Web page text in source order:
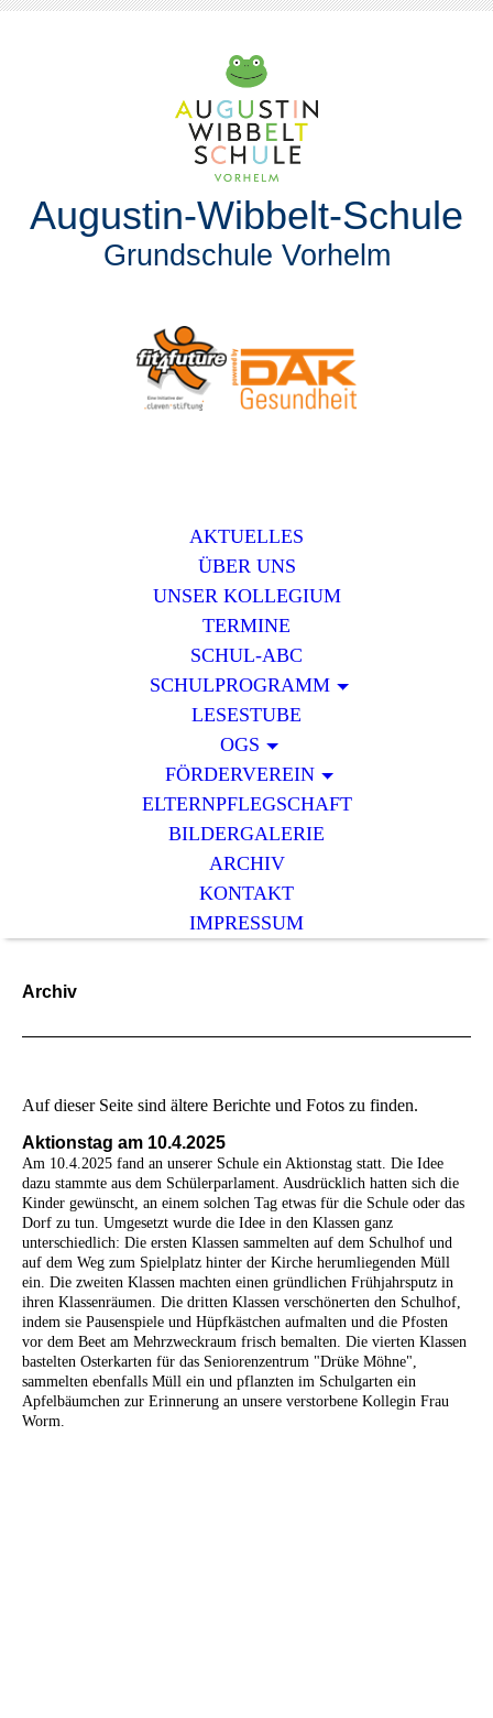
Augustin-Wibbelt-Schule
Grundschule Vorhelm
AKTUELLES
ÜBER UNS
UNSER KOLLEGIUM
TERMINE
SCHUL-ABC
SCHULPROGRAMM
LESESTUBE
OGS
FÖRDERVEREIN
ELTERNPFLEGSCHAFT
BILDERGALERIE
ARCHIV
KONTAKT
IMPRESSUM
Archiv
Auf dieser Seite sind ältere Berichte und Fotos zu finden.
Aktionstag am 10.4.2025
Am 10.4.2025 fand an unserer Schule ein Aktionstag statt. Die Idee
dazu stammte aus dem Schülerparlament. Ausdrücklich hatten sich die
Kinder gewünscht, an einem solchen Tag etwas für die Schule oder das
Dorf zu tun. Umgesetzt wurde die Idee in den Klassen ganz
unterschiedlich: Die ersten Klassen sammelten auf dem Schulhof und
auf dem Weg zum Spielplatz hinter der Kirche herumliegenden Müll
ein. Die zweiten Klassen machten einen gründlichen Frühjahrsputz in
ihren Klassenräumen. Die dritten Klassen verschönerten den Schulhof,
indem sie Pausenspiele und Hüpfkästchen aufmalten und die Pfosten
vor dem Beet am Mehrzweckraum frisch bemalten. Die vierten Klassen
bastelten Osterkarten für das Seniorenzentrum "Drüke Möhne",
sammelten ebenfalls Müll ein und pflanzten im Schulgarten ein
Apfelbäumchen zur Erinnerung an unsere verstorbene Kollegin Frau
Worm.